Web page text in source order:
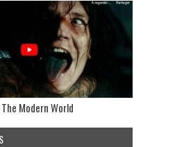
Modern World